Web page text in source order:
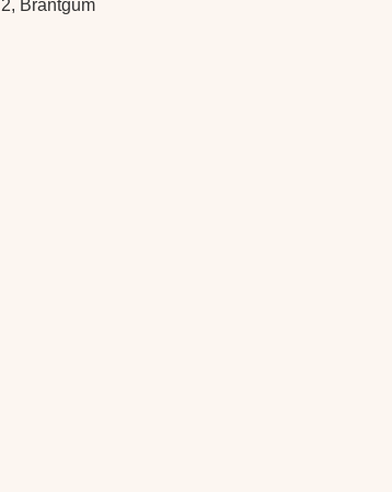
Brantgum